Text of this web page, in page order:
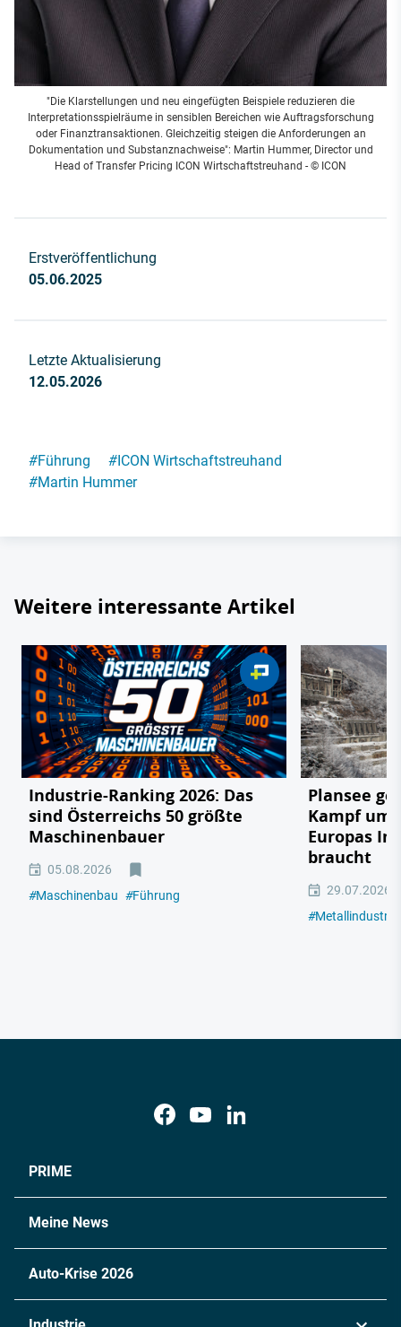
"Die Klarstellungen und neu eingefügten Beispiele reduzieren die
Interpretationsspielräume in sensiblen Bereichen wie Auftragsforschung
oder Finanztransaktionen. Gleichzeitig steigen die Anforderungen an
Dokumentation und Substanznachweise": Martin Hummer, Director und
Head of Transfer Pricing ICON Wirtschaftstreuhand - © ICON
Erstveröffentlichung
05.06.2025
Letzte Aktualisierung
12.05.2026
#Führung #ICON Wirtschaftstreuhand
#Martin Hummer
Weitere interessante Artikel
Industrie-Ranking 2026: Das
sind Österreichs 50 größte
Maschinenbauer
05.08.2026
#Maschinenbau #Führung
Plansee
Kampf um
Europas
braucht
29.07.2026
#Metallindustrie
PRIME
Meine News
Auto-Krise 2026